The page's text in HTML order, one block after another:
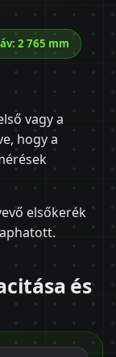
2 765 mm
vagy a
hogy a
elsőkerék
és